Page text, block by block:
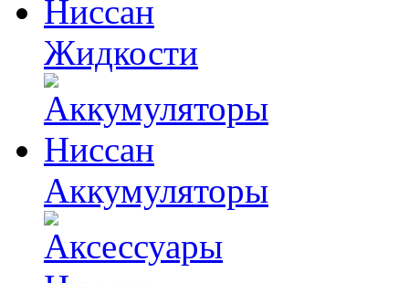
Жидкости
Аккумуляторы